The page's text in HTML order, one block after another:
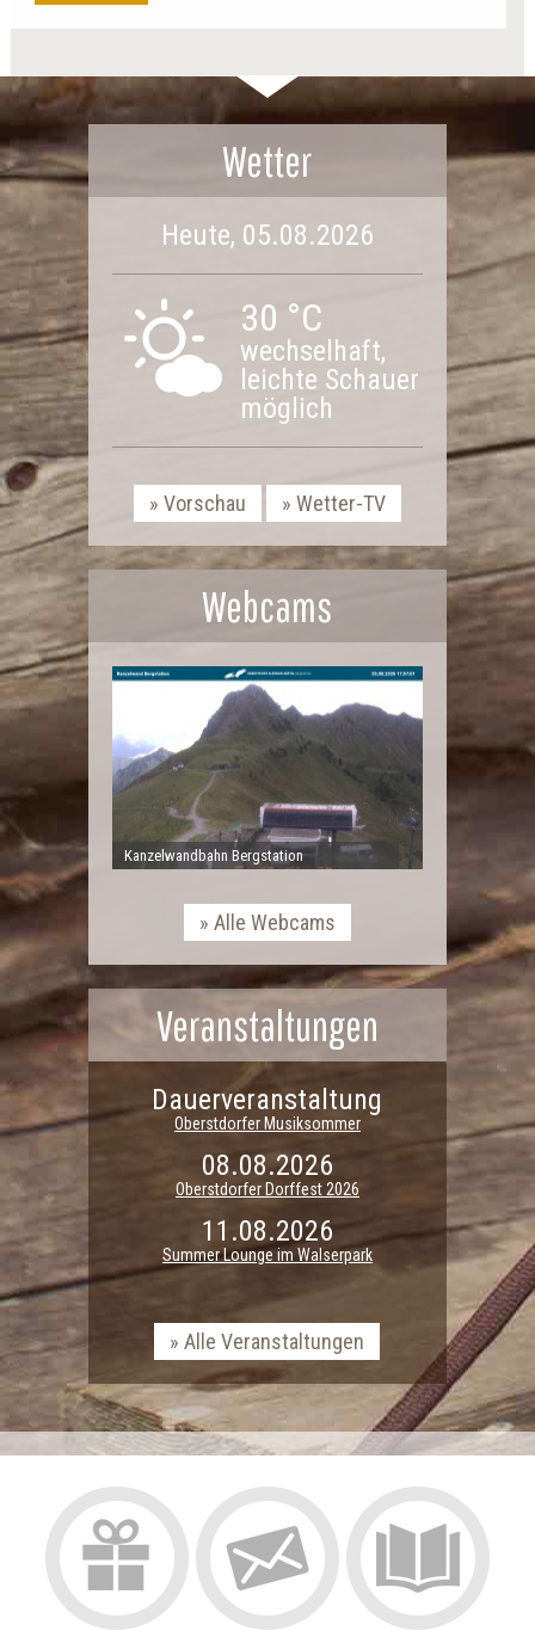
Wetter
Heute, 05.08.2026
30 °C
wechselhaft,
leichte Schauer
möglich
Vorschau Wetter-TV
Webcams
Kanzelwandbahn Bergstation
Alle Webcams
Veranstaltungen
Dauerveranstaltung
Oberstdorfer Musiksommer
08.08.2026
Oberstdorfer Dorffest 2026
11.08.2026
Summer Lounge im Walserpark
Alle Veranstaltungen